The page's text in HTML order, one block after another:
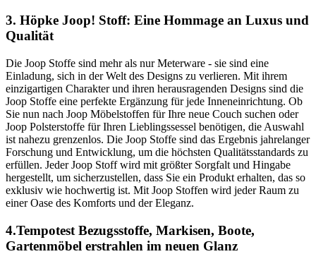
3. Höpke Joop! Stoff: Eine Hommage an Luxus und
Qualität
Die Joop Stoffe sind mehr als nur Meterware - sie sind eine
Einladung, sich in der Welt des Designs zu verlieren. Mit ihrem
einzigartigen Charakter und ihren herausragenden Designs sind die
Joop Stoffe eine perfekte Ergänzung für jede Inneneinrichtung. Ob
Sie nun nach Joop Möbelstoffen für Ihre neue Couch suchen oder
Joop Polsterstoffe für Ihren Lieblingssessel benötigen, die Auswahl
ist nahezu grenzenlos. Die Joop Stoffe sind das Ergebnis jahrelanger
Forschung und Entwicklung, um die höchsten Qualitätsstandards zu
erfüllen. Jeder Joop Stoff wird mit größter Sorgfalt und Hingabe
hergestellt, um sicherzustellen, dass Sie ein Produkt erhalten, das so
exklusiv wie hochwertig ist. Mit Joop Stoffen wird jeder Raum zu
einer Oase des Komforts und der Eleganz.
4.Tempotest Bezugsstoffe, Markisen, Boote,
Gartenmöbel erstrahlen im neuen Glanz